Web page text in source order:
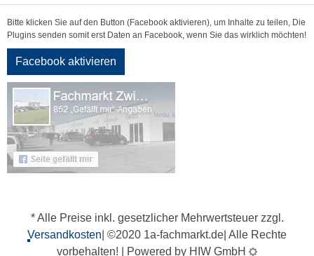
Bitte klicken Sie auf den Button (Facebook aktivieren), um Inhalte zu teilen, Die
Plugins senden somit erst Daten an Facebook, wenn Sie das wirklich möchten!
Facebook aktivieren
* Alle Preise inkl. gesetzlicher Mehrwertsteuer zzgl.
Versandkosten | ©2020 1a-fachmarkt.de| Alle Rechte
vorbehalten! | Powered by HIW GmbH